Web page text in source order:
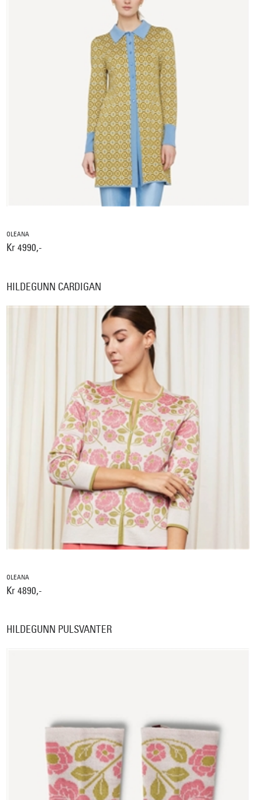
OLEANA
Kr 4990,-
HILDEGUNN CARDIGAN
OLEANA
Kr 4890,-
HILDEGUNN PULSVANTER